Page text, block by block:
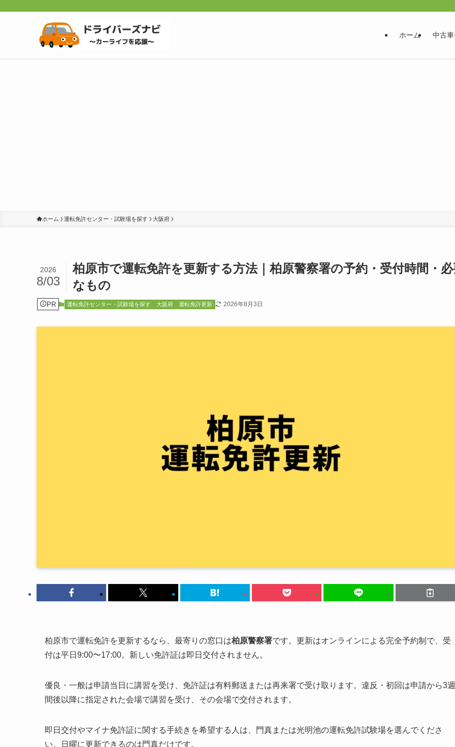
ホーム 中古
ホーム 運転免許センター・試験場を探す 大阪府
柏原市で運転免許を更新する方法｜柏原警察署の予約・受付時間・
なもの
2026
8/03
PR 運転免許センター・試験場を探す 大阪府 運転免許更新 2026年8月3日
柏原市で運転免許を更新するなら、最寄りの窓口は柏原警察署です。更新はオンラインによる完全予約制で、受
付は平日9:00〜17:00。新しい免許証は即日交付されません。
優良・一般は申請当日に講習を受け、免許証は有料郵送または再来署で受け取ります。違反・初回は申請から3週
間後以降に指定された会場で講習を受け、その会場で交付されます。
即日交付やマイナ免許証に関する手続きを希望する人は、門真または光明池の運転免許試験場を選んでくださ
い。日曜に更新できるのは門真だけです。